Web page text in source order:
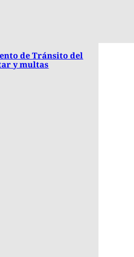
de Tránsito del
y multas